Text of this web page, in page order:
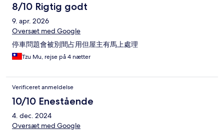
8/10 Rigtig godt
9. apr. 2026
Oversæt med Google
停車問題會被別間占用但屋主有馬上處理
Tzu Mu, rejse på 4 nætter
Verificeret anmeldelse
10/10 Enestående
4. dec. 2024
Oversæt med Google